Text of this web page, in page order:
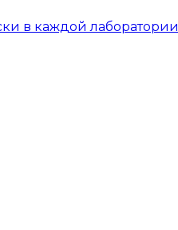
в каждой лаборатории